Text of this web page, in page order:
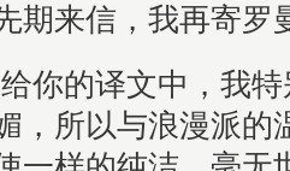
期来信，我再寄罗
你的译文中，我
，所以与浪漫派的